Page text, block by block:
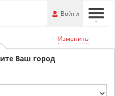
---
Войти
Изменить
Ваш город